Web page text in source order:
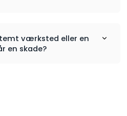
værksted eller en
en skade?